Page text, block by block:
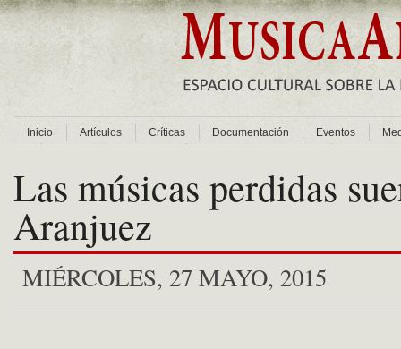
Inicio Artículos Críticas Documentación Eventos
Las músicas perdidas
Aranjuez
MIÉRCOLES, 27 MAYO, 2015